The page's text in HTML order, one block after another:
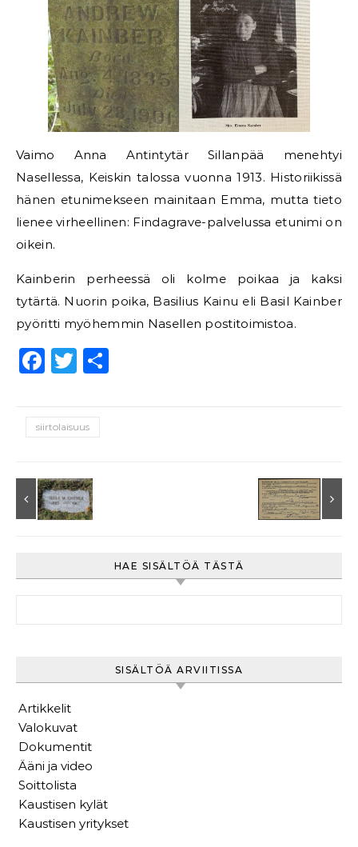
Vaimo Anna Antintytär Sillanpää menehtyi
Nasellessa, Keiskin talossa vuonna 1913. Historiikissä
hänen etunimekseen mainitaan Emma, mutta tieto
lienee virheellinen: Findagrave-palvelussa etunimi on
oikein.
Kainberin perheessä oli kolme poikaa ja kaksi
tytärtä. Nuorin poika, Basilius Kainu eli Basil Kainber
pyöritti myöhemmin Nasellen postitoimistoa.
Facebook
Twitter
siirtolaisuus
HAE SISÄLTÖÄ TÄSTÄ
SISÄLTÖÄ ARVIITISSA
Artikkelit
Valokuvat
Dokumentit
Ääni ja video
Soittolista
Kaustisen kylät
Kaustisen yritykset